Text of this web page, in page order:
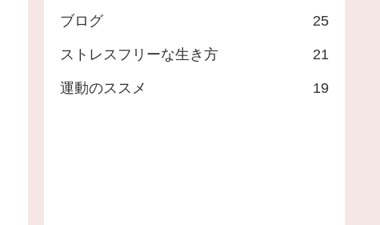
ブログ 25
ストレスフリーな生き方 21
運動のススメ 19